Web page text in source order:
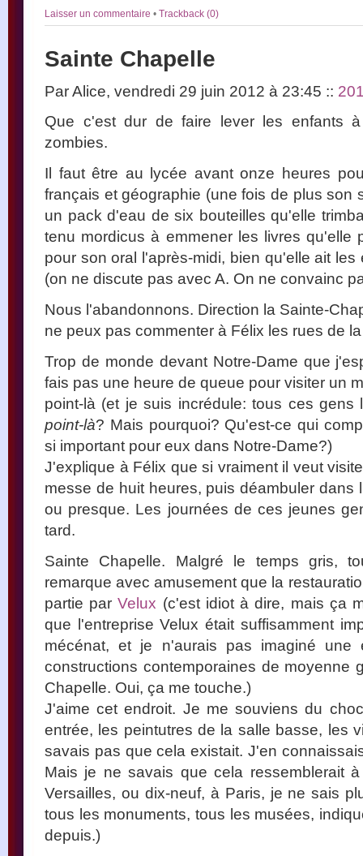
Laisser un commentaire • Trackback (0)
Sainte Chapelle
Par Alice, vendredi 29 juin 2012 à 23:45 ::
Que c'est dur de faire lever les enfants
zombies.
Il faut être au lycée avant onze heures
français et géographie (une fois de plus son
un pack d'eau de six bouteilles qu'elle
tenu mordicus à emmener les livres
pour son oral l'après-midi, bien qu'elle ait
(on ne discute pas avec A. On ne convainc
Nous l'abandonnons. Direction la Sainte-
ne peux pas commenter à Félix les rues de
Trop de monde devant Notre-Dame que
fais pas une heure de queue pour visiter un
point-là (et je suis incrédule: tous ces
point-là? Mais pourquoi? Qu'est-ce qui
si important pour eux dans Notre-Dame?)
J'explique à Félix que si vraiment il veut
messe de huit heures, puis déambuler dans
ou presque. Les journées de ces jeunes
tard.
Sainte Chapelle. Malgré le temps gris,
remarque avec amusement que la
partie parVelux (c'est idiot à dire, mais ça
que l'entreprise Velux était suffisamment
mécénat, et je n'aurais pas imaginé une
constructions contemporaines de moyenne
Chapelle. Oui, ça me touche.)
J'aime cet endroit. Je me souviens du
entrée, les peintutres de la salle basse, les
savais pas que cela existait. J'en
Mais je ne savais que cela ressemblerait
Versailles, ou dix-neuf, à Paris, je ne sais
tous les monuments, tous les musées,
depuis.)